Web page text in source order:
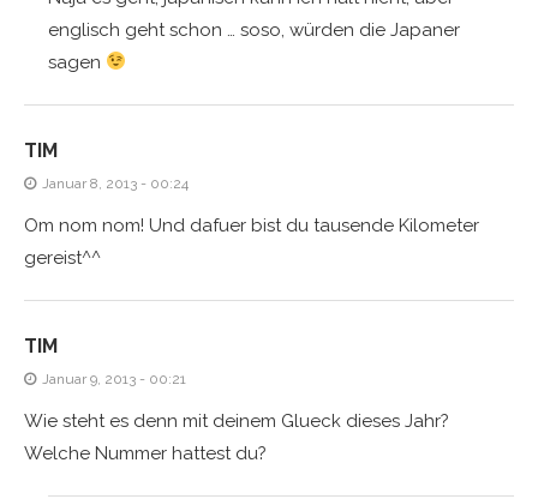
englisch geht schon … soso, würden die Japaner
sagen
TIM
Januar 8, 2013 - 00:24
Om nom nom! Und dafuer bist du tausende Kilometer
gereist^^
TIM
Januar 9, 2013 - 00:21
Wie steht es denn mit deinem Glueck dieses Jahr?
Welche Nummer hattest du?